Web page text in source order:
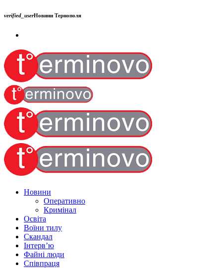
verified_userНовини Тернополя
Новини
Оперативно
Кримінал
Освіта
Воїни тилу
Скандал
Інтерв’ю
Файні люди
Співпраця